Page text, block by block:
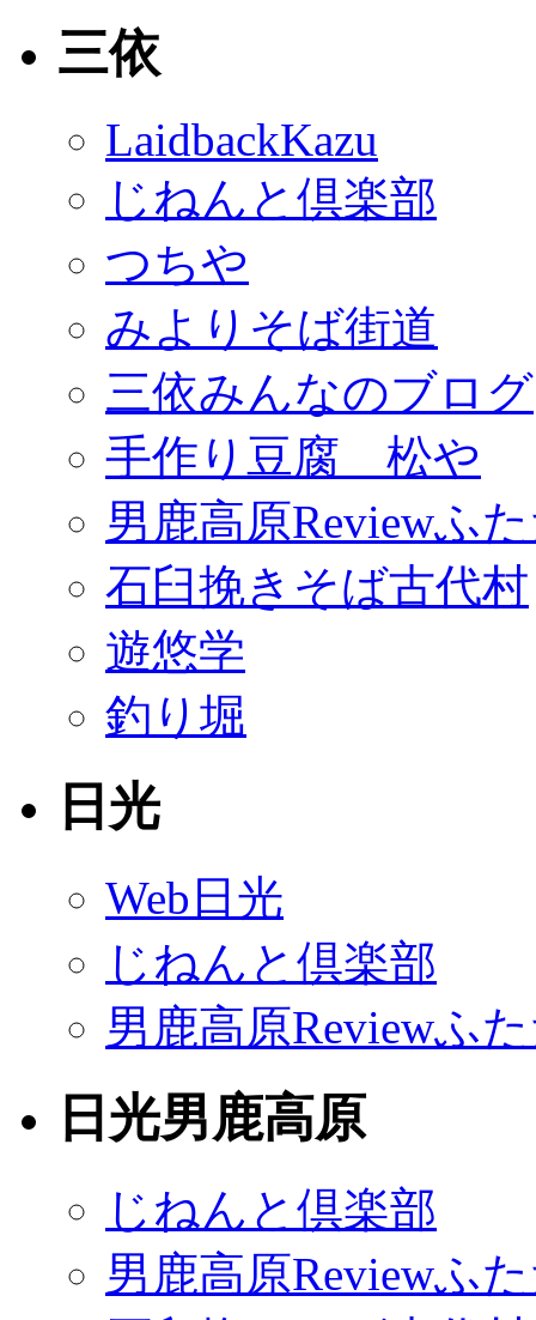
三依
LaidbackKazu
じねんと倶楽部
つちや
みよりそば街道
三依みんなのブログ
手作り豆腐 松や
男鹿高原Reviewふ
石臼挽きそば古代村
遊悠学
釣り堀
日光
Web日光
じねんと倶楽部
男鹿高原Reviewふ
日光男鹿高原
じねんと倶楽部
男鹿高原Reviewふ